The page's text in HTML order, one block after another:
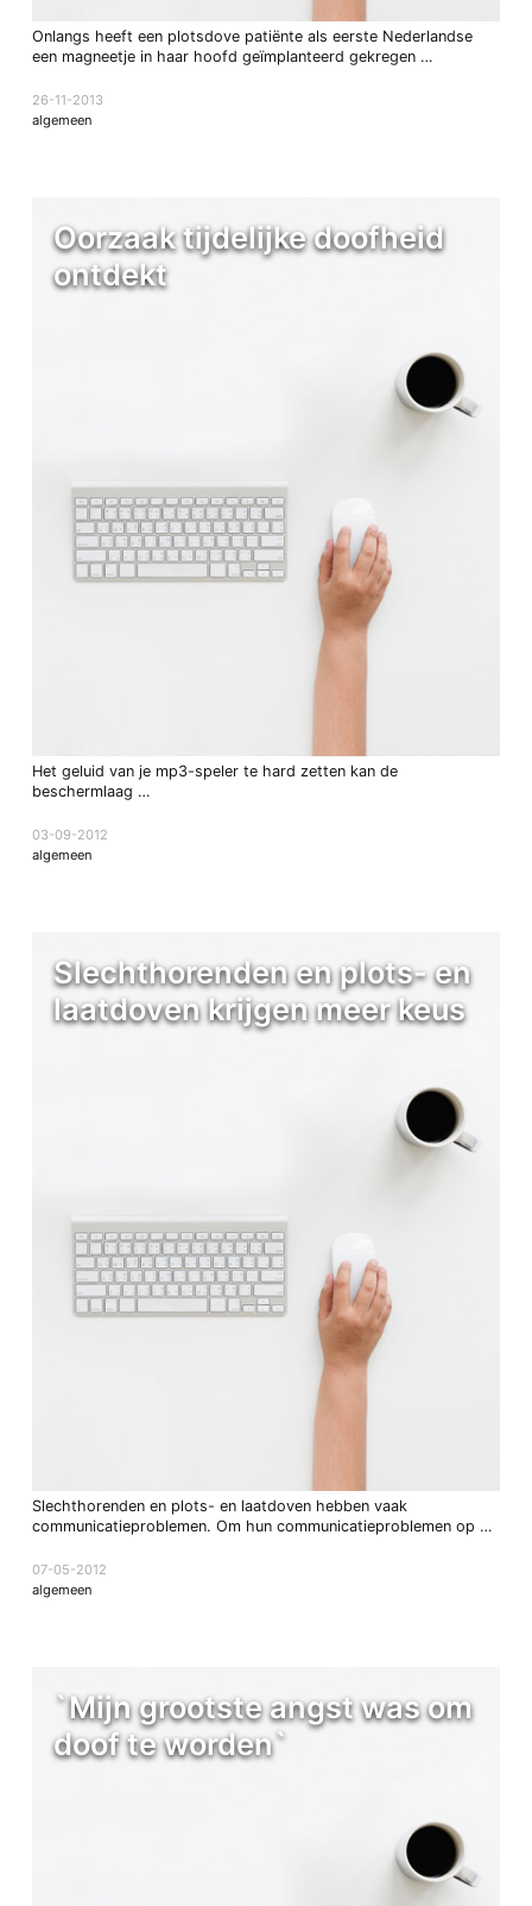
Onlangs heeft een plotsdove patiënte als eerste Nederlandse
een magneetje in haar hoofd geïmplanteerd gekregen …
26-11-2013
algemeen
Oorzaak tijdelijke doofheid
ontdekt
Het geluid van je mp3-speler te hard zetten kan de
beschermlaag …
03-09-2012
algemeen
Slechthorenden en plots- en
laatdoven krijgen meer keus
Slechthorenden en plots- en laatdoven hebben vaak
communicatieproblemen. Om hun communicatieproblemen op …
07-05-2012
algemeen
`Mijn grootste angst was om
doof te worden`